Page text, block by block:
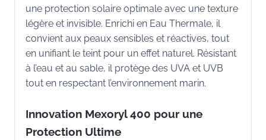
une protection solaire optimale avec une texture
légère et invisible. Enrichi en Eau Thermale, il
convient aux peaux sensibles et réactives, tout
en unifiant le teint pour un effet naturel. Résistant
à l’eau et au sable, il protège des UVA et UVB
tout en respectant l’environnement marin.
Innovation Mexoryl 400 pour une
Protection Ultime